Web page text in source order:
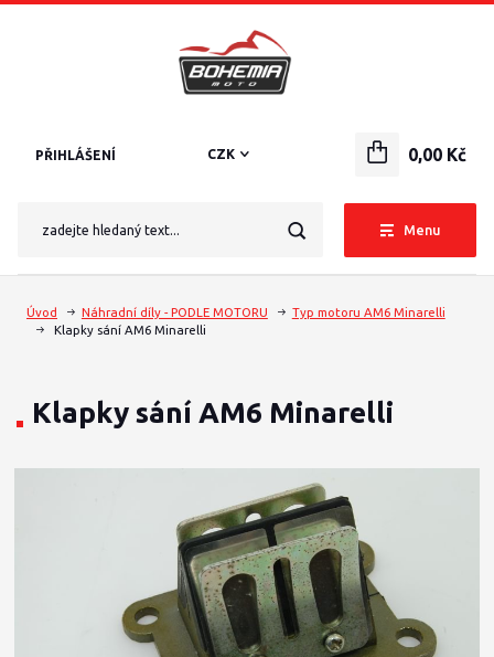
Menu
CZK
PŘIHLÁŠENÍ 0,00 Kč
Úvod Náhradní díly - PODLE MOTORU
Typ motoru AM6 Minarelli
Klapky sání AM6 Minarelli
Klapky sání AM6 Minarelli